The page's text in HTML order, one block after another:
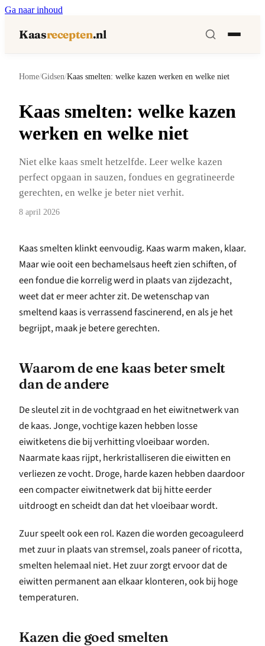
Ga naar inhoud
Kaasrecepten.nl
Home/Gidsen/Kaas smelten: welke kazen werken en welke niet
Kaas smelten: welke kazen
werken en welke niet
Niet elke kaas smelt hetzelfde. Leer welke kazen
perfect opgaan in sauzen, fondues en gegratineerde
gerechten, en welke je beter niet verhit.
8 april 2026
Kaas smelten klinkt eenvoudig. Kaas warm maken, klaar.
Maar wie ooit een bechamelsaus heeft zien schiften, of
een fondue die korrelig werd in plaats van zijdezacht,
weet dat er meer achter zit. De wetenschap van
smeltend kaas is verrassend fascinerend, en als je het
begrijpt, maak je betere gerechten.
Waarom de ene kaas beter smelt
dan de andere
De sleutel zit in de vochtgraad en het eiwitnetwerk van
de kaas. Jonge, vochtige kazen hebben losse
eiwitketens die bij verhitting vloeibaar worden.
Naarmate kaas rijpt, herkristalliseren die eiwitten en
verliezen ze vocht. Droge, harde kazen hebben daardoor
een compacter eiwitnetwerk dat bij hitte eerder
uitdroogt en scheidt dan dat het vloeibaar wordt.
Zuur speelt ook een rol. Kazen die worden gecoaguleerd
met zuur in plaats van stremsel, zoals paneer of ricotta,
smelten helemaal niet. Het zuur zorgt ervoor dat de
eiwitten permanent aan elkaar klonteren, ook bij hoge
temperaturen.
Kazen die goed smelten